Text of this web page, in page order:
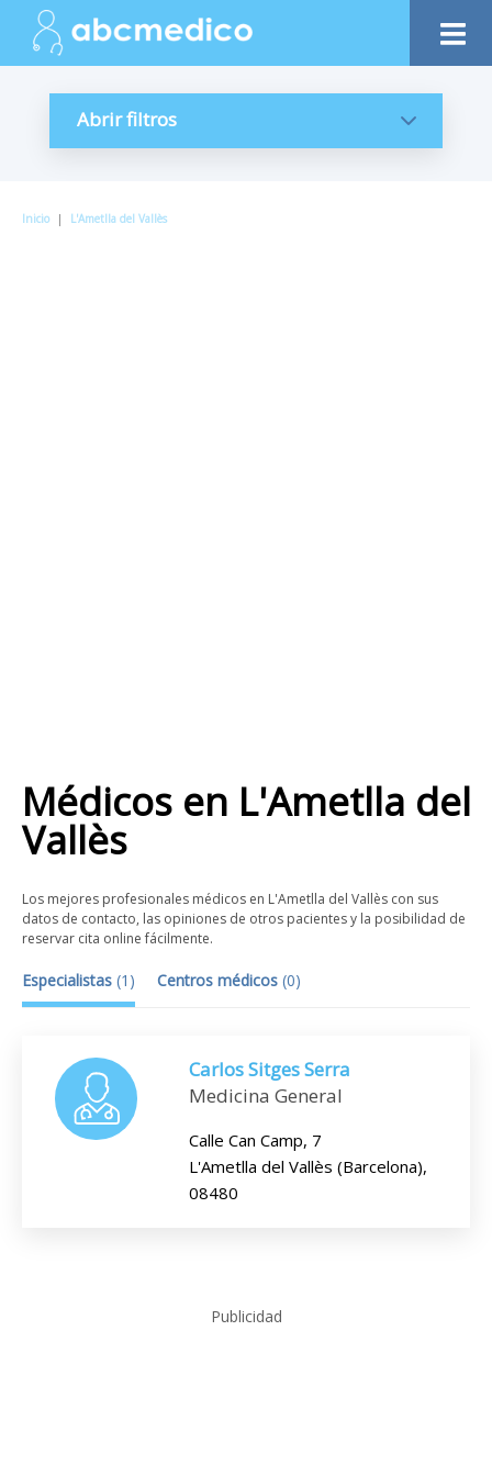
Abrir filtros
Inicio | L'Ametlla del Vallès
Médicos en L'Ametlla del
Vallès
Los mejores profesionales médicos en L'Ametlla del Vallès con sus
datos de contacto, las opiniones de otros pacientes y la posibilidad de
reservar cita online fácilmente.
Especialistas (1 ) Centros médicos (0)
Carlos Sitges Serra
Medicina General
Calle Can Camp, 7
L'Ametlla del Vallès (Barcelona),
08480
Publicidad